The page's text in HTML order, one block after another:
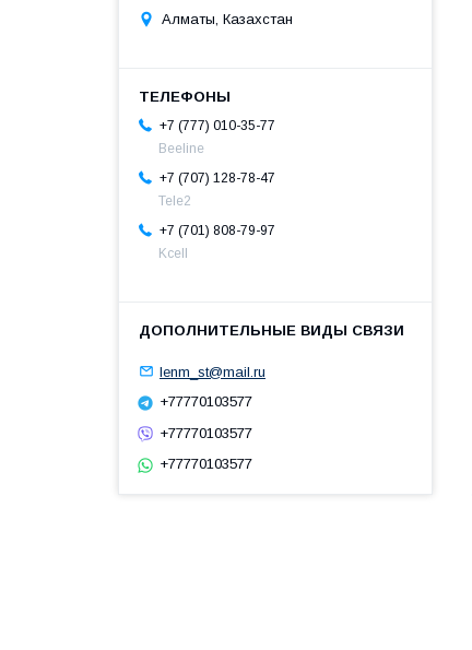
Алматы, Казахстан
+7 (777) 010-35-77
Beeline
+7 (707) 128-78-47
Теle2
+7 (701) 808-79-97
Kcell
lenm_st@mail.ru
+77770103577
+77770103577
+77770103577